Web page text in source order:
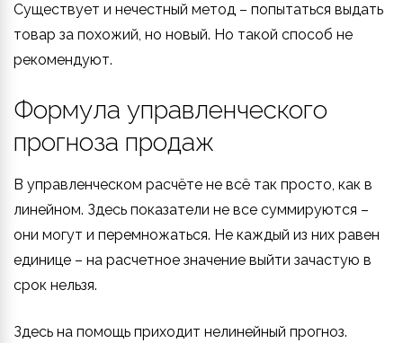
Существует и нечестный метод – попытаться выдать
товар за похожий, но новый. Но такой способ не
рекомендуют.
Формула управленческого
прогноза продаж
В управленческом расчёте не всё так просто, как в
линейном. Здесь показатели не все суммируются –
они могут и перемножаться. Не каждый из них равен
единице – на расчетное значение выйти зачастую в
срок нельзя.
Здесь на помощь приходит нелинейный прогноз.